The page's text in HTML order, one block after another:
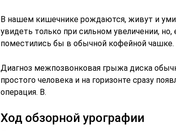
В нашем кишечнике рождаются, живут и
увидеть только при сильном увеличении,
поместились бы в обычной кофейной чашке.
Диагноз межпозвонковая грыжа диска
простого человека и на горизонте сразу
операция. В.
Ход обзорной урографии